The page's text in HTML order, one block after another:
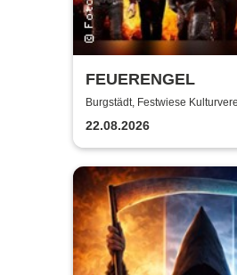
FEUERENGEL
Burgstädt, Festwiese
e.V.
22.08.2026